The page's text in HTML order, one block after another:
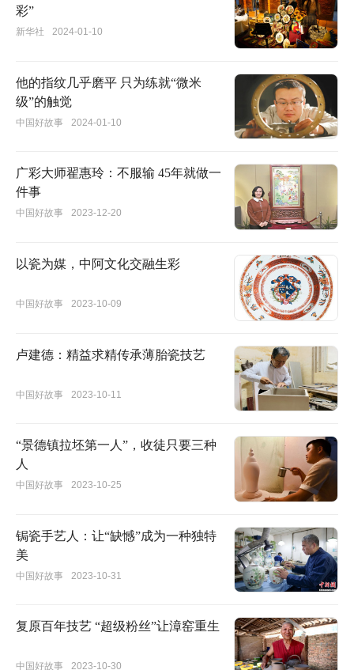
彩”
新华社 2024-01-10
他的指纹几乎磨平 只为练就“微米
级”的触觉
中国好故事 2024-01-10
广彩大师翟惠玲：不服输 45年就做一
件事
中国好故事 2023-12-20
以瓷为媒，中阿文化交融生彩
中国好故事 2023-10-09
卢建德：精益求精传承薄胎瓷技艺
中国好故事 2023-10-11
“景德镇拉坯第一人”，收徒只要三种
人
中国好故事 2023-10-25
锔瓷手艺人：让“缺憾”成为一种独特
美
中国好故事 2023-10-31
复原百年技艺 “超级粉丝”让漳窑重生
中国好故事 2023-10-30